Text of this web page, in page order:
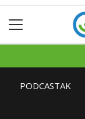
PODCASTAK